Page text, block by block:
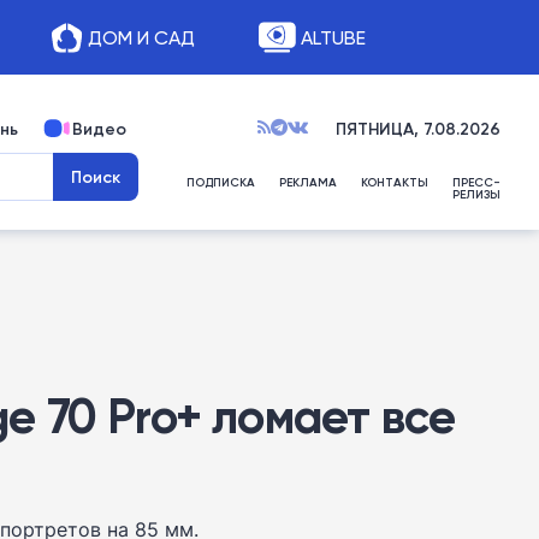
ДОМ И САД ALTUBE
Видео ПЯТНИЦА, 7.08.2026
ПОДПИСКА РЕКЛАМА КОНТАКТЫ ПРЕСС-
РЕЛИЗЫ
70 Pro+ ломает все
на 85 мм.